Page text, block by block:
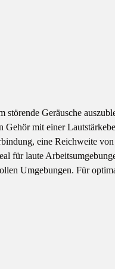
Geräusche
mit einer
eine Reichweite
für laute
Umgebungen. Für